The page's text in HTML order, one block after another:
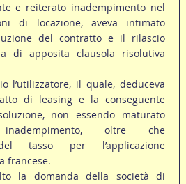
e reiterato inadempimento nel
di locazione, aveva intimato
del contratto e il rilascio
di apposita clausola risolutiva
l’utilizzatore, il quale, deduceva
di leasing e la conseguente
non essendo maturato
oltre che
del tasso per l’applicazione
francese.
la domanda della società di